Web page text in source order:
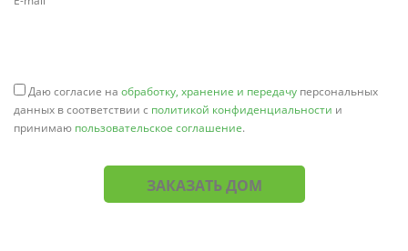
Даю согласие на обработку, хранение и передачу персональных
данных в соответствии с политикой конфиденциальности и
принимаю пользовательское соглашение.
ЗАКАЗАТЬ ДОМ